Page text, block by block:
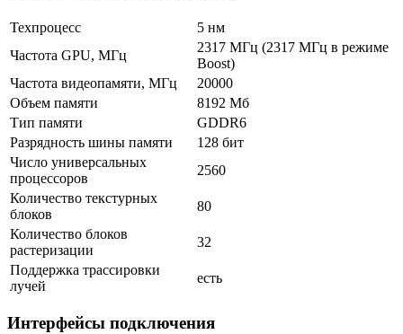
Техпроцесс
5 нм
Частота GPU, МГц
2317 МГц (2317 МГц в режиме
Boost)
Частота видеопамяти, МГц
20000
Объем памяти
8192 Мб
Тип памяти
GDDR6
Разрядность шины памяти
128 бит
Число универсальных
процессоров
2560
Количество текстурных
блоков
80
Количество блоков
растеризации
32
Поддержка трассировки
лучей
есть
Интерфейсы подключения